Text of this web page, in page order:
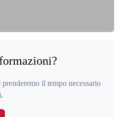
il tempo necessario